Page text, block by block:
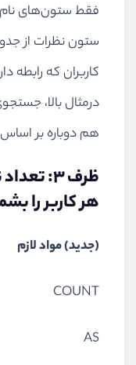
فقط ستون‌های
ستون نظرات از
کاربران که رابطه
درمثال بالا،‌
هم دوباره بر
ظرف ۳:
هر کاربر را
(جدید) مواد لازم
COUNT
AS